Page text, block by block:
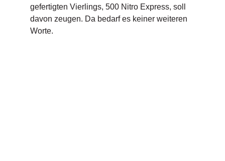
gefertigten Vierlings, 500 Nitro Express, soll
davon zeugen. Da bedarf es keiner weiteren
Worte.